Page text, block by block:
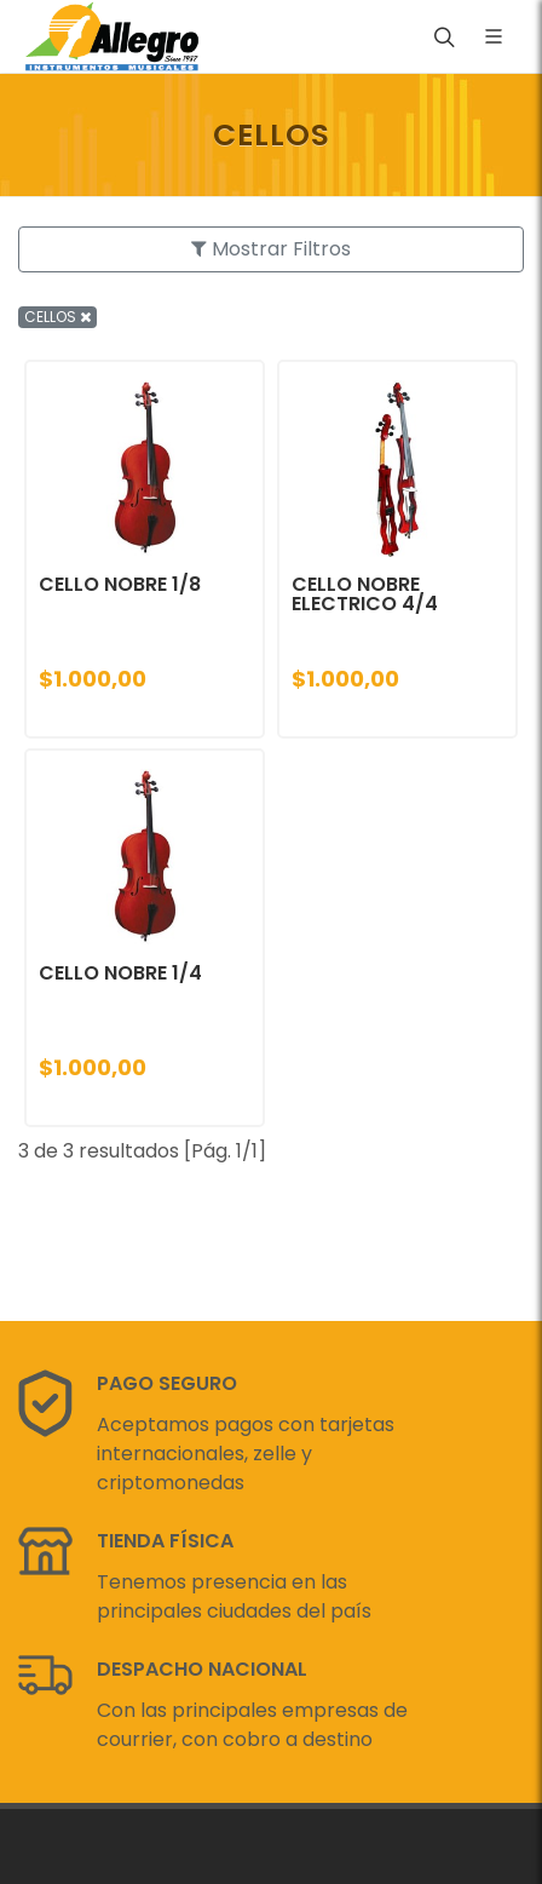
CELLOS
Mostrar Filtros
CELLOS
CELLO NOBRE 1/8
$1.000,00
CELLO NOBRE
ELECTRICO 4/4
$1.000,00
CELLO NOBRE 1/4
$1.000,00
3 de 3 resultados [Pág. 1/1]
PAGO SEGURO
Aceptamos pagos con tarjetas
internacionales, zelle y
criptomonedas
TIENDA FÍSICA
Tenemos presencia en las
principales ciudades del país
DESPACHO NACIONAL
Con las principales empresas de
courrier, con cobro a destino